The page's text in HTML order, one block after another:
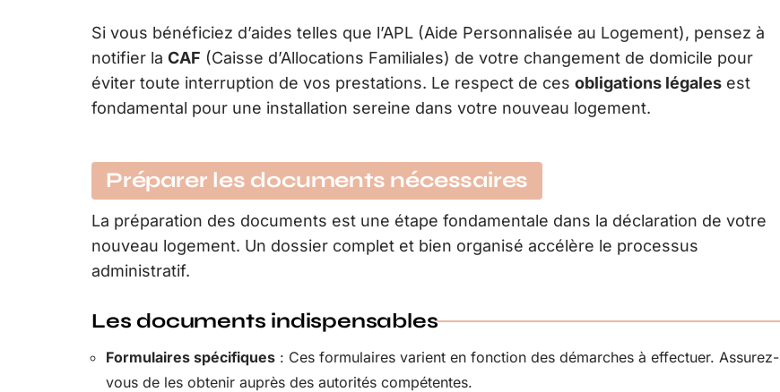
Si vous bénéficiez d’aides telles que l’APL (Aide Personnalisée au Logement), pensez à
notifier la CAF (Caisse d’Allocations Familiales) de votre changement de domicile pour
éviter toute interruption de vos prestations. Le respect de ces obligations légales est
fondamental pour une installation sereine dans votre nouveau logement.
Préparer les documents nécessaires
La préparation des documents est une étape fondamentale dans la déclaration de votre
nouveau logement. Un dossier complet et bien organisé accélère le processus
administratif.
Les documents indispensables
Formulaires spécifiques : Ces formulaires varient en fonction des démarches à effectuer. Assurez-
vous de les obtenir auprès des autorités compétentes.